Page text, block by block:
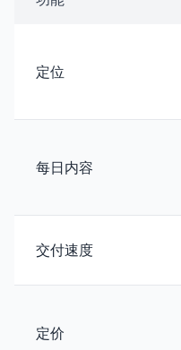
定位
每日内容
交付速度
定价